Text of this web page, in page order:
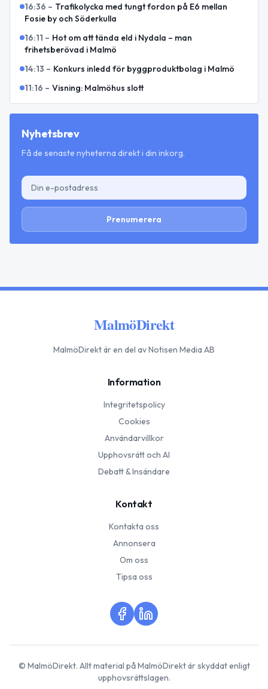
16:36 – Trafikolycka med tungt fordon på E6 mellan
Fosie by och Söderkulla
16:11 – Hot om att tända eld i Nydala – man
frihetsberövad i Malmö
14:13 – Konkurs inledd för byggproduktbolag i Malmö
11:16 – Visning: Malmöhus slott
Nyhetsbrev
Få de senaste nyheterna direkt i din inkorg.
Prenumerera
MalmöDirekt
MalmöDirektär en del av Notisen Media AB
Information
Integritetspolicy
Cookies
Användarvillkor
Upphovsrätt och AI
Debatt & Insändare
Kontakt
Kontakta oss
Annonsera
Om oss
Tipsa oss
© MalmöDirekt. Allt material påMalmöDirektär skyddat enligt
upphovsrättslagen.